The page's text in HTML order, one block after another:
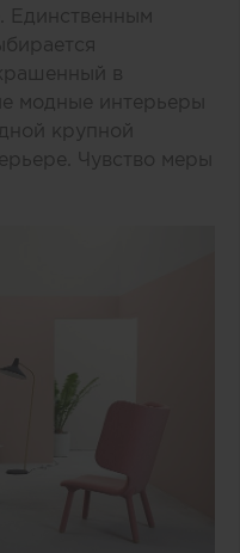
Единственным
в
модные интерьеры
крупной
Чувство меры